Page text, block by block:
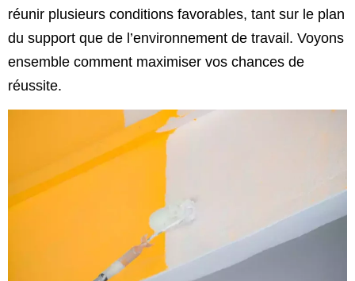
réunir plusieurs conditions favorables, tant sur le plan
du support que de l’environnement de travail. Voyons
ensemble comment maximiser vos chances de
réussite.